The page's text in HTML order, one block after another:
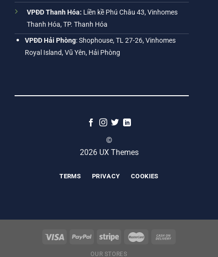
VPĐD Thanh Hóa: Liền kề Phú Châu 43, Vinhomes
Thanh Hóa, TP. Thanh Hóa
VPĐD Hải Phòng: Shophouse, TL 27-26, Vinhomes
Royal Island, Vũ Yên, Hải Phòng
©
2026 UX Themes
TERMS PRIVACY COOKIES
OUR STORES